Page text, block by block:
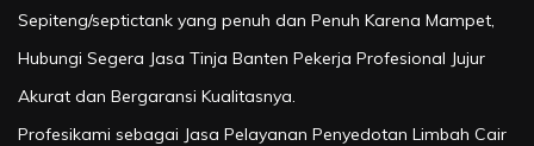
Sepiteng/septictank yang penuh dan Penuh Karena Mampet,
Hubungi Segera Jasa Tinja Banten Pekerja Profesional Jujur
Akurat dan Bergaransi Kualitasnya.
Profesikami sebagai Jasa Pelayanan Penyedotan Limbah Cair